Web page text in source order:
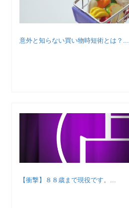
意外と知らない買い物時短術とは？...
【衝撃】８８歳まで現役です。...